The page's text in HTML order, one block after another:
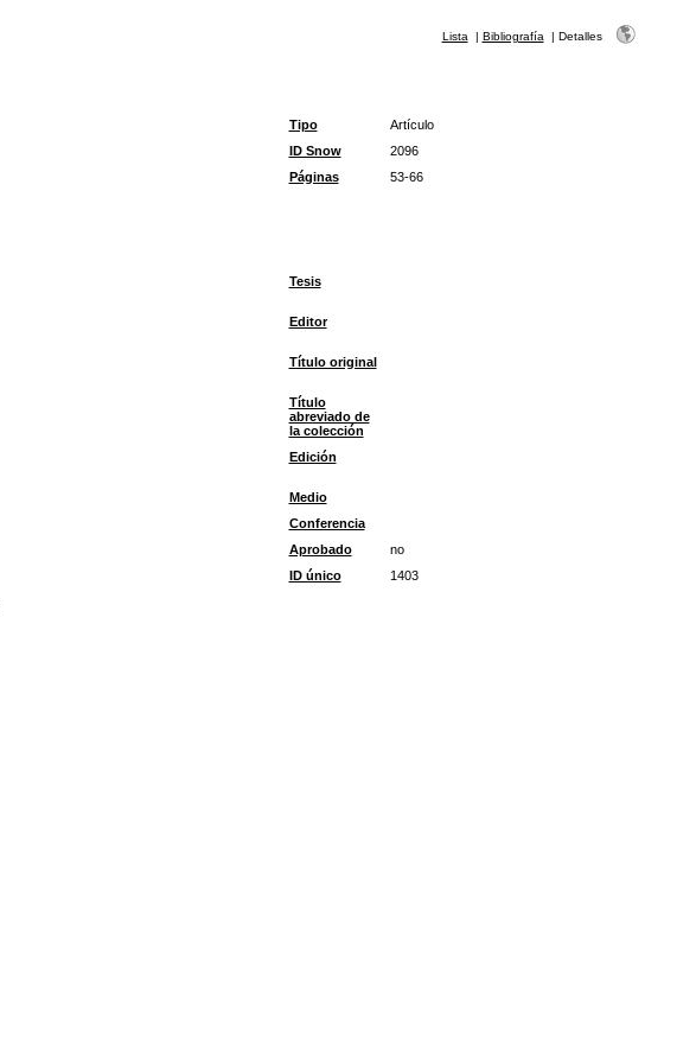
Lista | Bibliografía | Detalles
Tipo
Artículo
ID Snow
2096
Páginas
53-66
Tesis
Editor
Título original
Título
abreviado de
la colección
Edición
Medio
Conferencia
Aprobado
no
ID único
1403